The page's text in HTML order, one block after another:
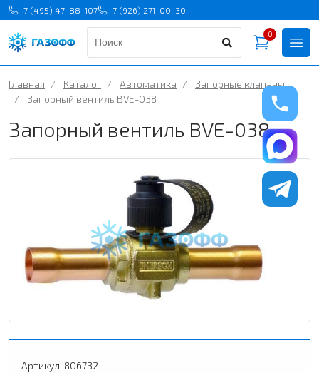
+7 (495) 47-88-107 +7 (926) 271-00-30
0
Главная / Каталог / Автоматика /
Запорные клапаны
/
Запорный вентиль BVE-038
Запорный вентиль BVE-038
Артикул: 806732